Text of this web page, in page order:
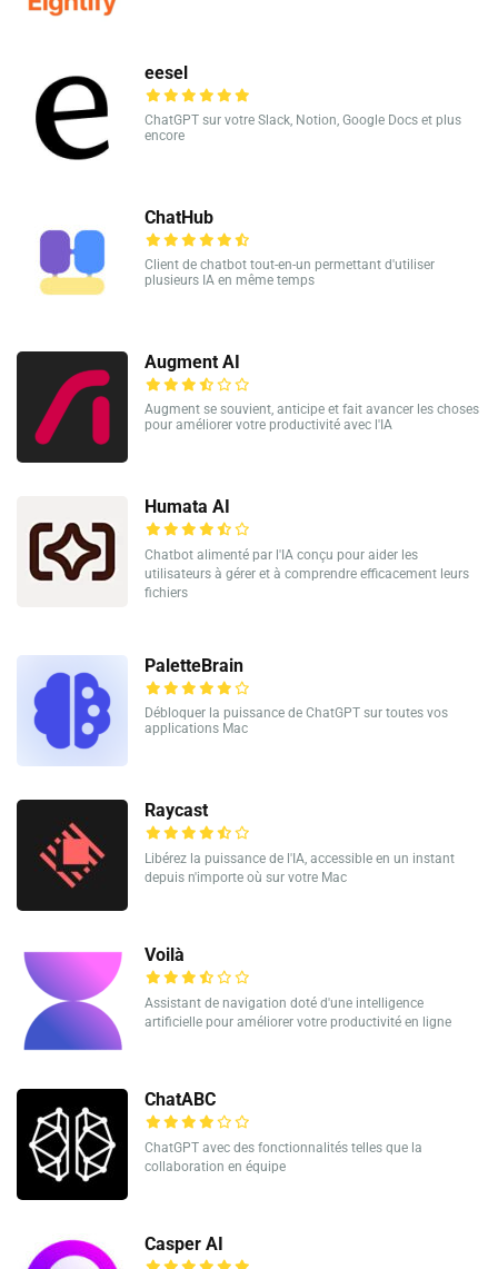
eesel
ChatGPT sur votre Slack, Notion, Google Docs et plus
encore
ChatHub
Client de chatbot tout-en-un permettant d'utiliser
plusieurs IA en même temps
Augment AI
Augment se souvient, anticipe et fait avancer les choses
pour améliorer votre productivité avec l'IA
Humata AI
Chatbot alimenté par l'IA conçu pour aider les
utilisateurs à gérer et à comprendre efficacement leurs
fichiers
PaletteBrain
Débloquer la puissance de ChatGPT sur toutes vos
applications Mac
Raycast
Libérez la puissance de l'IA, accessible en un instant
depuis n'importe où sur votre Mac
Voilà
Assistant de navigation doté d'une intelligence
artificielle pour améliorer votre productivité en ligne
ChatABC
ChatGPT avec des fonctionnalités telles que la
collaboration en équipe
Casper AI